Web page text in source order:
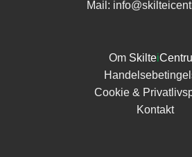
Mail:
Om Skiltei
Cookie &
Kontakt